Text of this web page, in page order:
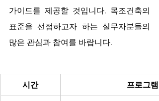
가이드를 제공할 것입니다. 목조건축의
표준을 선점하고자 하는 실무자분들의
많은 관심과 참여를 바랍니다.
시간 프로그램